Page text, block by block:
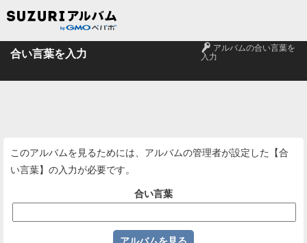
合い言葉を入力 🔑 アルバムの合い言葉を
入力
このアルバムを見るためには、アルバムの管理者が設定した【合
い言葉】の入力が必要です。
合い言葉